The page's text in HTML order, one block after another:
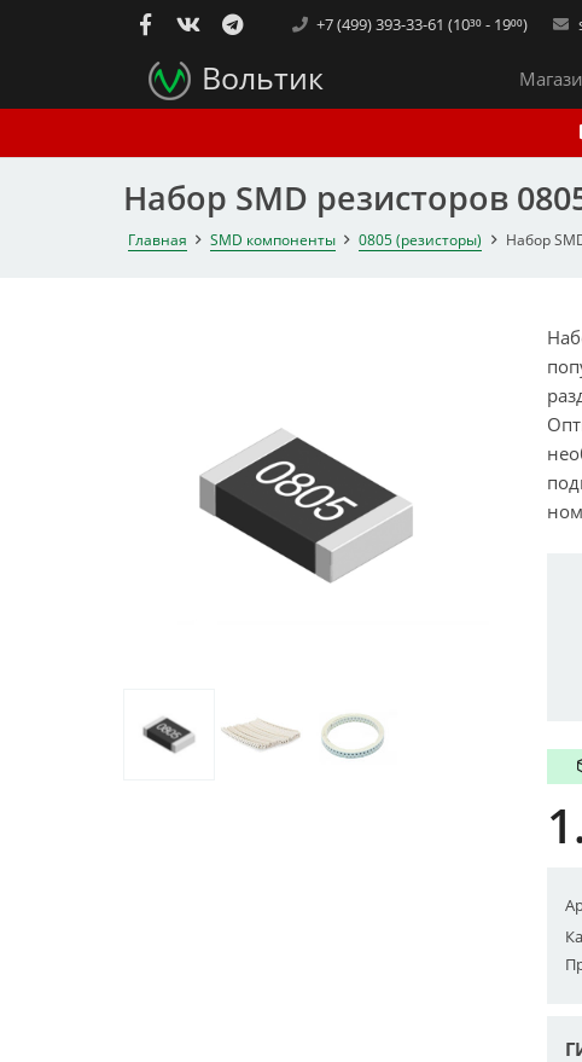
+7 (499) 393-33-61 (10³⁰ - 19⁰⁰)
Вольтик
Набор SMD резисторов
Главная SMD компоненты 0805 (резисторы) Набор